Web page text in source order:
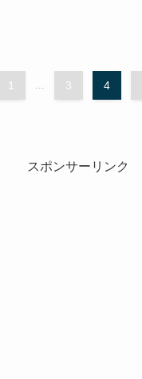
1 ... 3 4
スポンサーリンク